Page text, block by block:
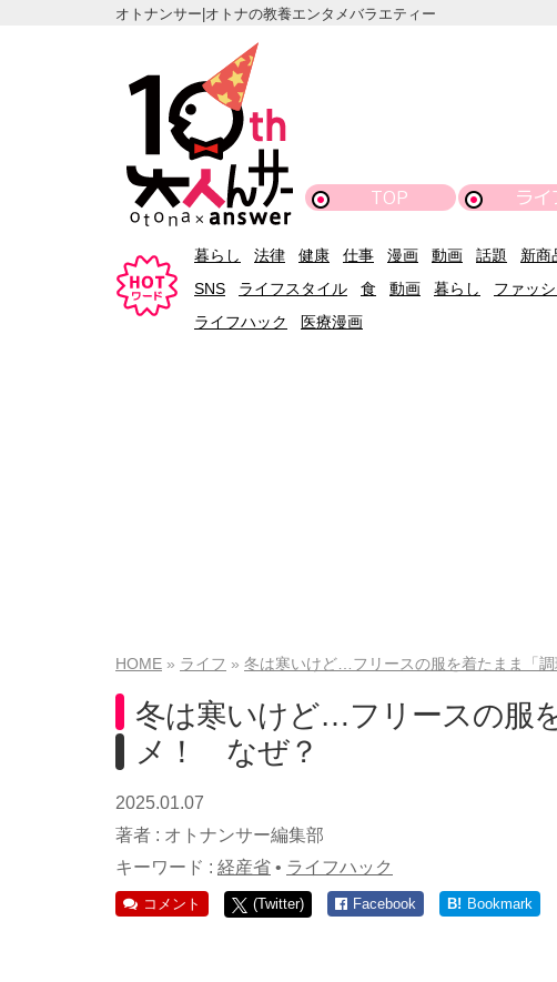
オトナンサー|オトナの教養エンタメバラエティー
TOP ライ
暮らし 法律 健康 仕事 漫画 動画 話題 新商
SNS
ライフスタイル 食 動画 暮らし ファッ
ライフハック
医療漫画
HOME ライフ 冬は寒いけど…フリースの服を着たまま「
冬は寒いけど…フリースの服
メ！ なぜ？
2025.01.07
著者 : オトナンサー編集部
キーワード : 経産省 • ライフハック
コメント (Twitter) Facebook B! Bookmark